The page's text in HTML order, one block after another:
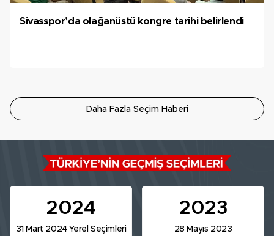
Sivasspor’da olağanüstü kongre tarihi belirlendi
Daha Fazla Seçim Haberi
2024
31 Mart 2024 Yerel Seçimleri
2023
28 Mayıs 2023